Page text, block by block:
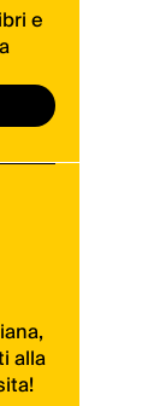
e
alla